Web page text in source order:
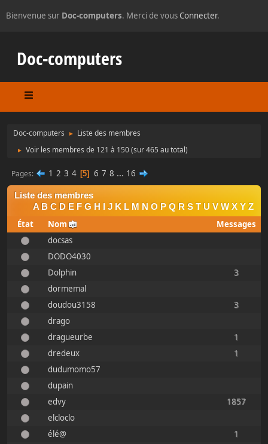
Bienvenue sur Doc-computers. Merci de vousConnecter.
Doc-computers
Doc-computers ► Liste des membres
► Voir les membres de 121 à 150(sur 465 au total)
Pages 1 2 3 4 5 6 7 8 ... 16
Liste des membres
A B C D E F G H J K L M N O P Q R S T U V W X Y Z
État Nom
Messages
docsas
DODO4030
Dolphin
3
dormemal
doudou3158
3
drago
dragueurbe
1
dredeux
1
dudumomo57
dupain
edvy
1857
elcloclo
élé@
1